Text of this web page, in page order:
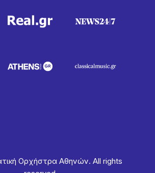
Ορχήστρα Αθηνών. All rights